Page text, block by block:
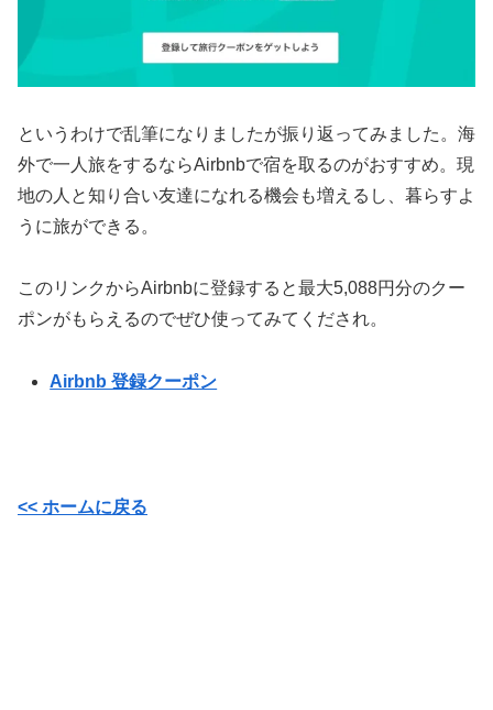
というわけで乱筆になりましたが振り返ってみました。海
外で一人旅をするならAirbnbで宿を取るのがおすすめ。現
地の人と知り合い友達になれる機会も増えるし、暮らすよ
うに旅ができる。
このリンクからAirbnbに登録すると最大5,088円分のクー
ポンがもらえるのでぜひ使ってみてくだされ。
Airbnb 登録クーポン
<< ホームに戻る